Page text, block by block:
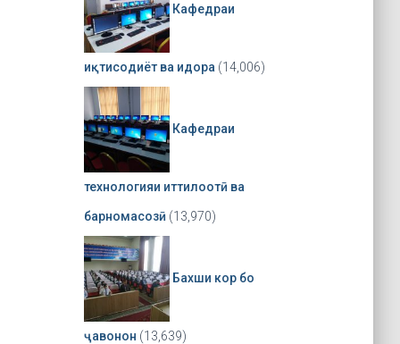
Кафедраи
иқтисодиёт ва идора (14,006)
Кафедраи
технологияи иттилоотӣ ва
барномасозӣ (13,970)
Бахши кор бо
ҷавонон (13,639)